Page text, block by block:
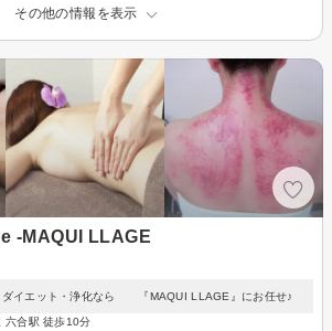
その他の情報を表示
-MAQUI LLAGE
ダイエット・浄化なら 『MAQUI LLAGE』にお任せ♪
六合駅 徒歩10分